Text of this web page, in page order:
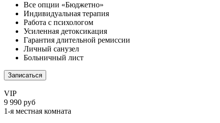
Все опции «Бюджетно»
Индивидуальная терапия
Работа с психологом
Усиленная детоксикация
Гарантия длительной ремиссии
Личный санузел
Больничный лист
Записаться
VIP
9 990 руб
1-я местная комната